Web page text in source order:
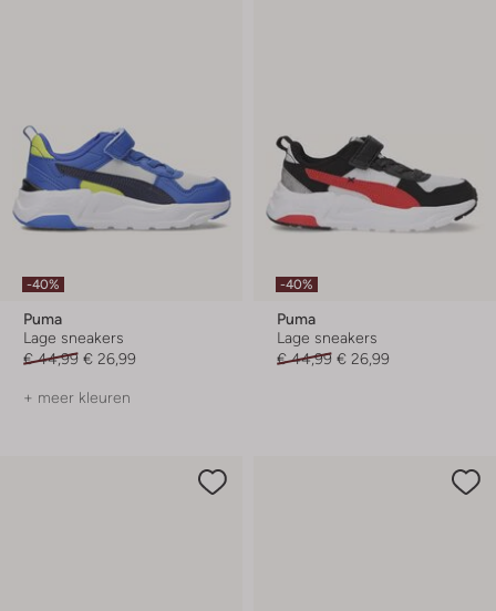
-40%
Puma
Lage sneakers
€ 44,99 € 26,99
+ meer kleuren
-40%
Puma
Lage sneakers
€ 44,99 € 26,99